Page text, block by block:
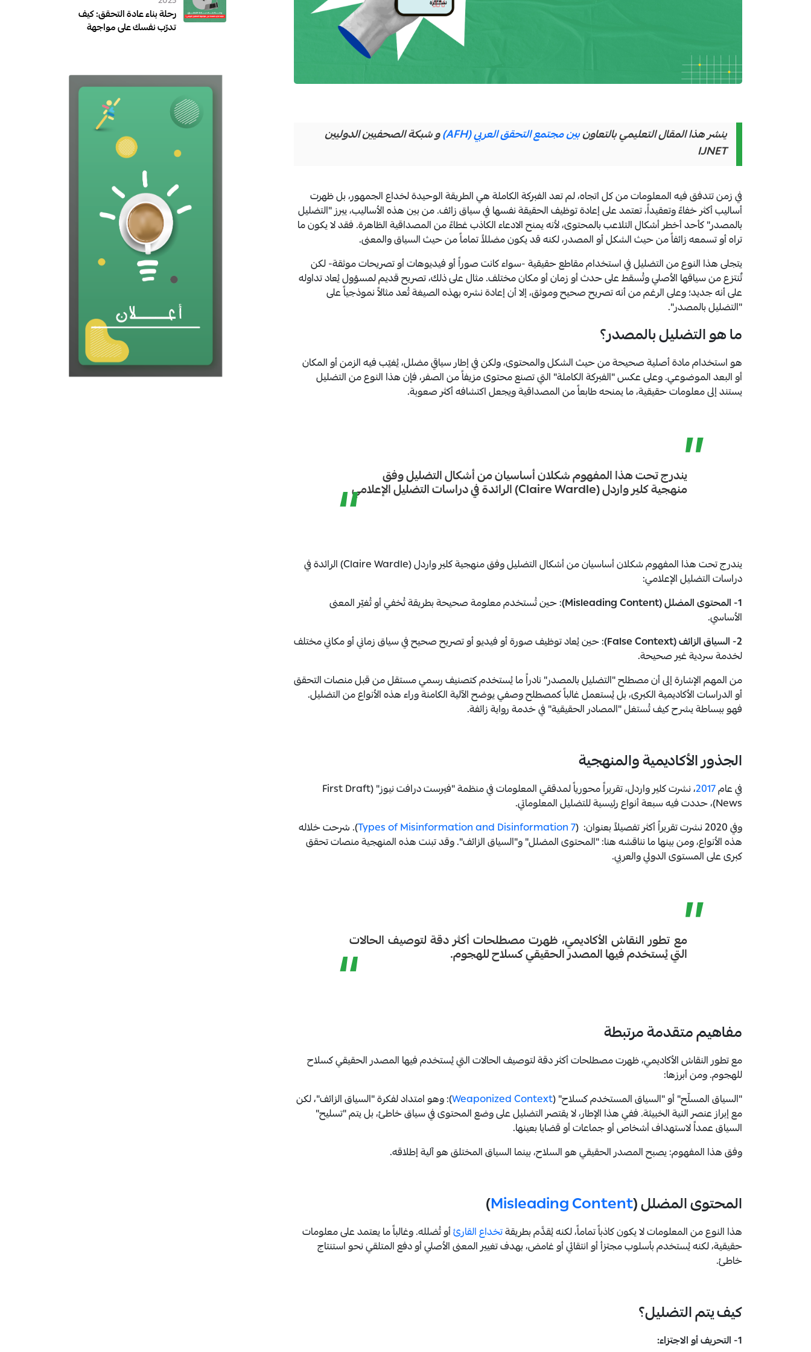
ينشر هذا المقال التعليمي بالتعاونبين مجتمع التحقق العربي (AFH)
و شبكة الصحفيين الدوليين
IJNET
في زمن تتدفق فيه المعلومات من كل اتجاه، لم تعد الفبركة الكاملة هي الطريقة الوحيدة لخداع الجمهور، بل ظهرت
أساليب أكثر خفاءً وتعقيداً، تعتمد على إعادة توظيف الحقيقة نفسها في سياق زائف. من بين هذه الأساليب، يبرز "التضليل
بالمصدر" كأحد أخطر أشكال التلاعب بالمحتوى، لأنه يمنح الادعاء الكاذب غطاءً من المصداقية الظاهرة. فقد لا يكون ما
تراه أو تسمعه زائفاً من حيث الشكل أو المصدر، لكنه قد يكون مضللاً تماماً من حيث السياق والمعنى.
يتجلى هذا النوع من التضليل في استخدام مقاطع حقيقية -سواء كانت صوراً أو فيديوهات أو تصريحات موثقة- لكن
تٌنتزع من سياقها الأصلي وتُسقط على حدث أو زمان أو مكان مختلف. مثال على ذلك، تصريح قديم لمسؤول يُعاد تداوله
على أنه جديد؛ وعلى الرغم من أنه تصريح صحيح وموثق، إلا أن إعادة نشره بهذه الصيغة تُعد مثالاً نموذجياً على
"التضليل بالمصدر".
ما هو التضليل بالمصدر؟
هو استخدام مادة أصلية صحيحة من حيث الشكل والمحتوى، ولكن في إطار سياقي مضلل، يُغيّب فيه الزمن أو المكان
أو البعد الموضوعي. وعلى عكس "الفبركة الكاملة" التي تصنع محتوى مزيفاً من الصفر، فإن هذا النوع من التضليل
يستند إلى معلومات حقيقية، ما يمنحه طابعاً من المصداقية ويجعل اكتشافه أكثر صعوبة.
”يندرج تحت هذا المفهوم شكلان أساسيان من أشكال التضليل وفق
منهجية كلير واردل (Claire Wardle) الرائدة في دراسات التضليل الإعلامي “يندرج تحت هذا المفهوم شكلان أساسيان من أشكال التضليل وفق منهجية كلير واردل (Claire Wardle) الرائدة في
دراسات التضليل الإعلامي:
1- المحتوى المضلل (Misleading Content)
: حين تُستخدم معلومة صحيحة بطريقة تُخفي أو تُغيّر المعنى
الأساسي.
2- السياق الزائف (False Context)
: حين يُعاد توظيف صورة أو فيديو أو تصريح صحيح في سياق زماني أو مكاني مختلف
لخدمة سردية غير صحيحة.
من المهم الإشارة إلى أن مصطلح "التضليل بالمصدر" نادراً ما يُستخدم كتصنيف رسمي مستقل من قبل منصات التحقق
أو الدراسات الأكاديمية الكبرى، بل يُستعمل غالباً كمصطلح وصفي يوضح الآلية الكامنة وراء هذه الأنواع من التضليل.
فهو ببساطة يشرح كيف تُستغل "المصادر الحقيقية" في خدمة رواية زائفة.
الجذور الأكاديمية والمنهجية
في عام2017
، نشرت كلير واردل، تقريراً محورياً لمدققي المعلومات في منظمة "فيرست درافت نيوز" (First Draft
News)، حددت فيه سبعة أنواع رئيسية للتضليل المعلوماتي.
وفي 2020 نشرت تقريراً أكثر تفصيلاً بعنوان: (
7 Types of Misinformation and Disinformation
). شرحت خلاله
هذه الأنواع، ومن بينها ما نناقشه هنا: "المحتوى المضلل" و"السياق الزائف". وقد تبنت هذه المنهجية منصات تحقق
كبرى على المستوى الدولي والعربي.
”مع تطور النقاش الأكاديمي، ظهرت مصطلحات أكثر دقة لتوصيف الحالات
التي يُستخدم فيها المصدر الحقيقي كسلاح للهجوم. “ مفاهيم متقدمة مرتبطة
مع تطور النقاش الأكاديمي، ظهرت مصطلحات أكثر دقة لتوصيف الحالات التي يُستخدم فيها المصدر الحقيقي كسلاح
للهجوم. ومن أبرزها:
"السياق المسلّح" أو "السياق المستخدم كسلاح" (Weaponized Context): وهو امتداد لفكرة "السياق الزائف"، لكن
مع إبراز عنصر النية الخبيثة. ففي هذا الإطار، لا يقتصر التضليل على وضع المحتوى في سياق خاطئ، بل يتم "تسليح"
السياق عمداً لاستهداف أشخاص أو جماعات أو قضايا بعينها.
وفق هذا المفهوم: يصبح المصدر الحقيقي هو السلاح، بينما السياق المختلق هو آلية إطلاقه.
المحتوى المضلل (Misleading Content
)
هذا النوع من المعلومات لا يكون كاذباً تماماً، لكنه يُقدَّم بطريقةتخداع القارئأو تُضلله. وغالباً ما يعتمد على معلومات
حقيقية، لكنه يُستخدم بأسلوب مجتزأ أو انتقائي أو غامض، بهدف تغيير المعنى الأصلي أو دفع المتلقي نحو استنتاج
خاطئ.
كيف يتم التضليل؟
1- التحريف أو الاجتزاء:
رحلة بناء عادة التحقق: كيف
تدرّب نفسك على مواجهة